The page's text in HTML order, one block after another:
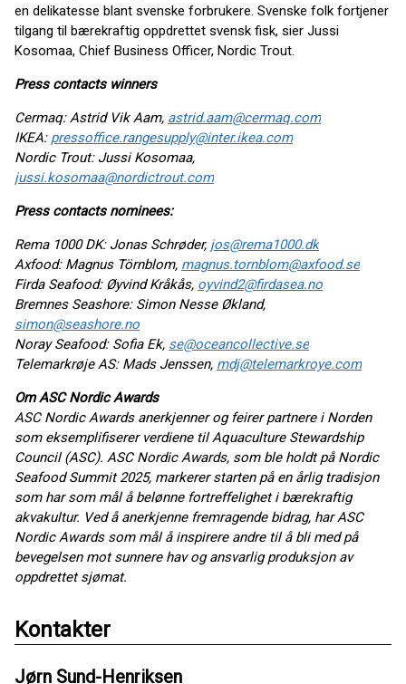
en delikatesse blant svenske forbrukere. Svenske folk fortjener
tilgang til bærekraftig oppdrettet svensk fisk, sier Jussi
Kosomaa, Chief Business Officer, Nordic Trout.
Press contacts winners
Cermaq: Astrid Vik Aam, astrid.aam@cermaq.com
IKEA: pressoffice.rangesupply@inter.ikea.com
Nordic Trout: Jussi Kosomaa,
jussi.kosomaa@nordictrout.com
Press contacts nominees:
Rema 1000 DK: Jonas Schrøder, jos@rema1000.dk
Axfood: Magnus Törnblom, magnus.tornblom@axfood.se
Firda Seafood: Øyvind Kråkås, oyvind2@firdasea.no
Bremnes Seashore: Simon Nesse Økland,
simon@seashore.no
Noray Seafood: Sofia Ek, se@oceancollective.se
Telemarkrøje AS: Mads Jenssen, mdj@telemarkroye.com
Om ASC Nordic Awards
ASC Nordic Awards anerkjenner og feirer partnere i Norden
som eksemplifiserer verdiene til Aquaculture Stewardship
Council (ASC). ASC Nordic Awards, som ble holdt på Nordic
Seafood Summit 2025, markerer starten på en årlig tradisjon
som har som mål å belønne fortreffelighet i bærekraftig
akvakultur. Ved å anerkjenne fremragende bidrag, har ASC
Nordic Awards som mål å inspirere andre til å bli med på
bevegelsen mot sunnere hav og ansvarlig produksjon av
oppdrettet sjømat.
Kontakter
Jørn Sund-Henriksen